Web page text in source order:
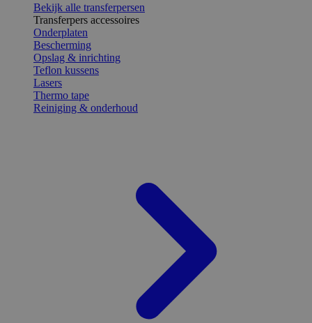
Bekijk alle transferpersen
Transferpers accessoires
Onderplaten
Bescherming
Opslag & inrichting
Teflon kussens
Lasers
Thermo tape
Reiniging & onderhoud